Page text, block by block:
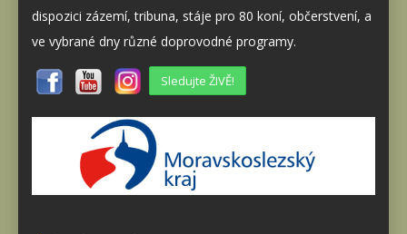
dispozici zázemí, tribuna, stáje pro 80 koní, občerstvení, a
ve vybrané dny různé doprovodné programy.
Sledujte ŽIVĚ!